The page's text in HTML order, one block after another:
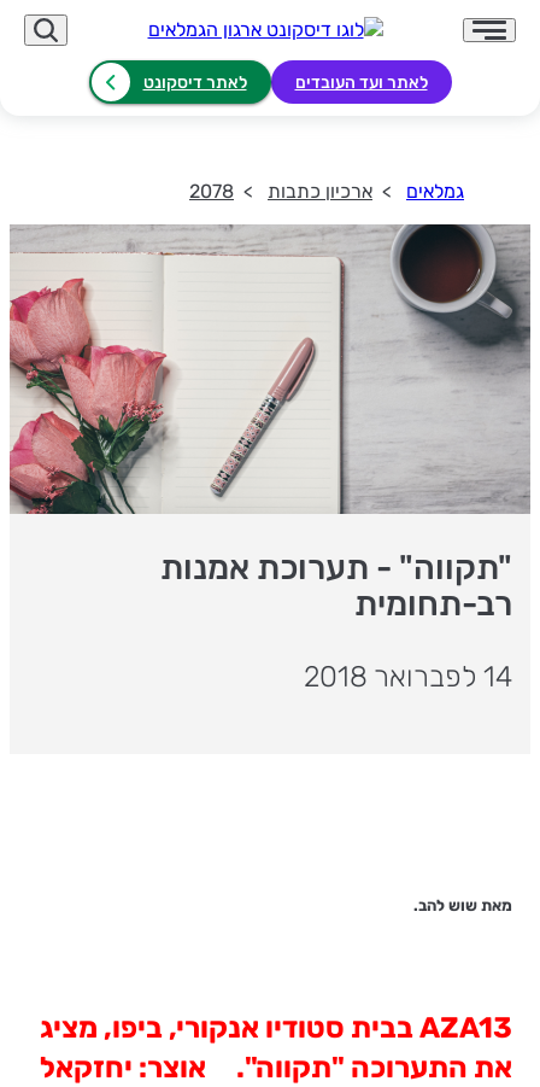
לאתר ועד העובדים לאתר דיסקונט
גמלאים ארכיון כתבות 2078
"תקווה" - תערוכת אמנות
רב-תחומית
14 לפברואר 2018
מאת שוש להב.
AZA13בבית סטודיו אנקורי, ביפו, מציג
את התערוכה "תקווה".
אוצר: יחזקאל